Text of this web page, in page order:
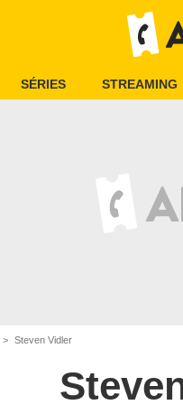
SÉRIES STREAMING
Steven Vidler